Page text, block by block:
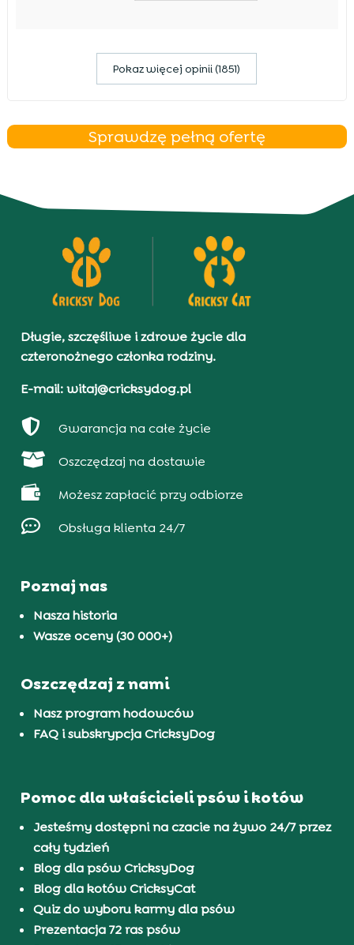
Pokaz więcej opinii (1851)
Sprawdzę pełną ofertę
Długie, szczęśliwe i zdrowe życie dla
czteronożnego członka rodziny.
E-mail: witaj@cricksydog.pl
 Gwarancja na całe życie
 Oszczędzaj na dostawie
 Możesz zapłacić przy odbiorze
 Obsługa klienta 24/7
Poznaj nas
Nasza historia
Wasze oceny (30 000+)
Oszczędzaj z nami
Nasz program hodowców
FAQ i subskrypcja CricksyDog
Pomoc dla właścicieli psów i kotów
Jesteśmy dostępni na czacie na żywo 24/7 przez
cały tydzień
Blog dla psów CricksyDog
Blog dla kotów CricksyCat
Quiz do wyboru karmy dla psów
Prezentacja 72 ras psów